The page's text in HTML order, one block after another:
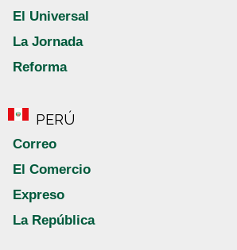
El Universal
La Jornada
Reforma
PERÚ
Correo
El Comercio
Expreso
La República